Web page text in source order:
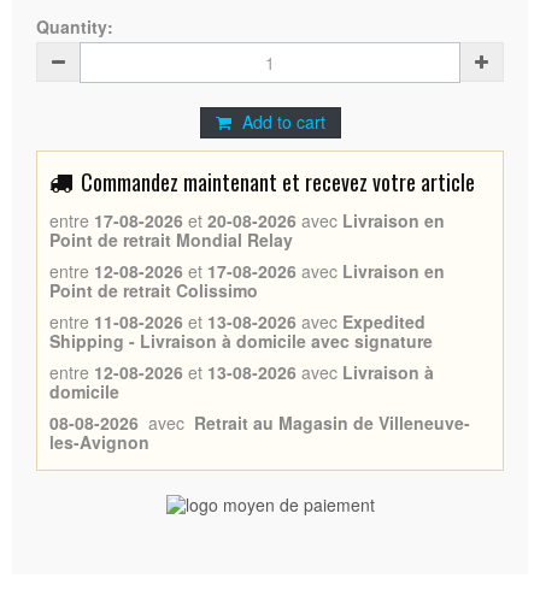
Quantity:
Add to cart
Commandez maintenant et recevez votre article
entre 17-08-2026 et 20-08-2026 avec Livraison en
Point de retrait Mondial Relay
entre 12-08-2026 et 17-08-2026 avec Livraison en
Point de retrait Colissimo
entre 11-08-2026 et 13-08-2026 avec Expedited
Shipping - Livraison à domicile avec signature
entre 12-08-2026 et 13-08-2026 avec Livraison à
domicile
08-08-2026 avec Retrait au Magasin de Villeneuve-
les-Avignon